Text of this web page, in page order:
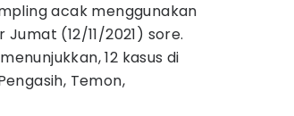
acak menggunakan
(12/11/2021) sore.
12 kasus di
Temon,